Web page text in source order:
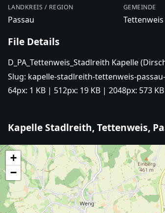
LANDKREIS / REGION
Passau
GEMEINDE
Tettenweis
File Details
D_PA_Tettenweis_Stadlreith Kapelle
Slug: kapelle-stadlreith-tettenweis-
64px: 1 KB | 512px: 19 KB | 2048px: 573 KB
Kapelle Stadlreith, Tettenweis,
+
−